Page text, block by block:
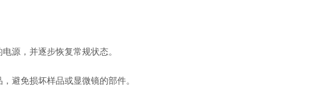
源，并逐步恢复常规状态。
避免损坏样品或显微镜的部件。